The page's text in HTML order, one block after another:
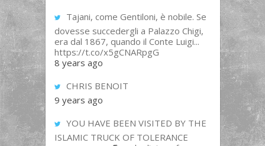
Tajani, come Gentiloni, è nobile. Se
dovesse succedergli a Palazzo Chigi,
era dal 1867, quando il Conte Luigi...
https://t.co/x5gCNARpgG
8 years ago
CHRIS BENOIT
9 years ago
YOU HAVE BEEN VISITED BY THE
ISLAMIC TRUCK OF TOLERANCE